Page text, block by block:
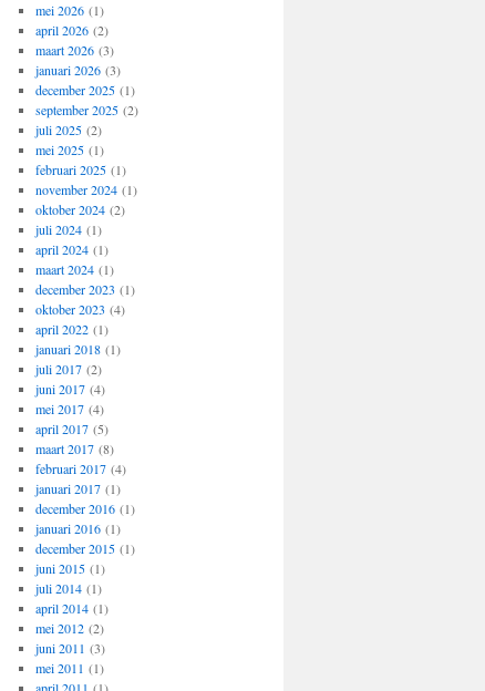
mei 2026(1)
april 2026(2)
maart 2026(3)
januari 2026(3)
december 2025(1)
september 2025(2)
juli 2025(2)
mei 2025(1)
februari 2025(1)
november 2024(1)
oktober 2024(2)
juli 2024(1)
april 2024(1)
maart 2024(1)
december 2023 (1)
oktober 2023 (4)
april 2022(1)
januari 2018(1)
juli 2017(2)
juni 2017(4)
mei 2017(4)
april 2017(5)
maart 2017(8)
februari 2017(4)
januari 2017(1)
december 2016(1)
januari 2016(1)
december 2015(1)
juni 2015(1)
juli 2014(1)
april 2014(1)
mei 2012(2)
juni 2011 (3)
mei 2011 (1)